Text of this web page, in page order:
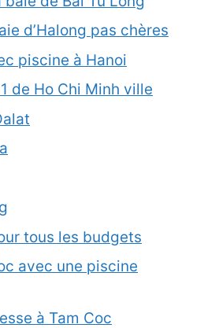
d’Halong pas chères
piscine à Hanoi
de Ho Chi Minh ville
tous les budgets
avec une piscine
à Tam Coc